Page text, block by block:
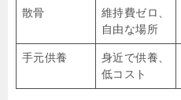
散骨
維持費ゼロ、
自由な場所
手元供養
身近で供養、
低コスト